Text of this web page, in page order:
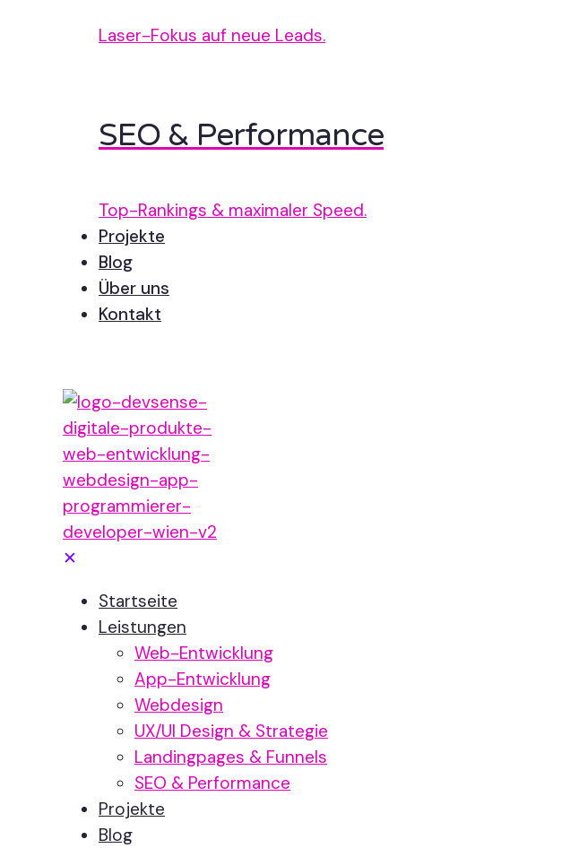
Laser-Fokus auf neue Leads.
SEO & Performance
Top-Rankings & maximaler Speed.
Projekte
Blog
Über uns
Kontakt
✕
Startseite
Leistungen
Web-Entwicklung
App-Entwicklung
Webdesign
UX/UI Design & Strategie
Landingpages & Funnels
SEO & Performance
Projekte
Blog